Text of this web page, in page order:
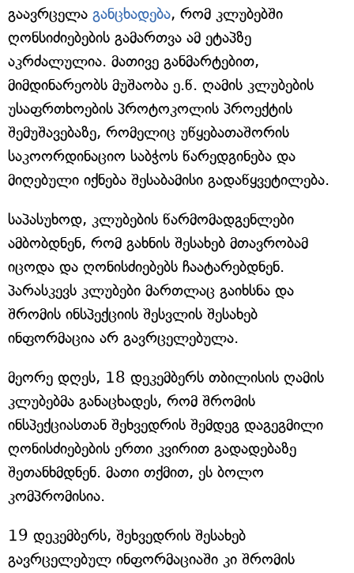
გაავრცელა განცხადება, რომ კლუბებში
ღონსიძიებების გამართვა ამ ეტაპზე
აკრძალულია. მათივე განმარტებით,
მიმდინარეობს მუშაობა ე.წ. ღამის კლუბების
უსაფრთხოების პროტოკოლის პროექტის
შემუშავებაზე, რომელიც უწყებათაშორის
საკოორდინაციო საბჭოს წარედგინება და
მიღებული იქნება შესაბამისი გადაწყვეტილება.
საპასუხოდ, კლუბების წარმომადგენლები
ამბობდნენ, რომ გახნის შესახებ მთავრობამ
იცოდა და ღონისძიებებს ჩაატარებდნენ.
პარასკევს კლუბები მართლაც გაიხსნა და
შრომის ინსპექციის შესვლის შესახებ
ინფორმაცია არ გავრცელებულა.
მეორე დღეს, 18 დეკემბერს თბილისის ღამის
კლუბებმა განაცხადეს, რომ შრომის
ინსპექციასთან შეხვედრის შემდეგ დაგეგმილი
ღონისძიებების ერთი კვირით გადადებაზე
შეთანხმდნენ. მათი თქმით, ეს ბოლო
კომპრომისია.
19 დეკემბერს, შეხვედრის შესახებ
გავრცელებულ ინფორმაციაში კი შრომის